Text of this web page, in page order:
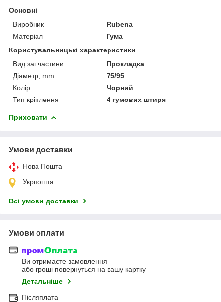
Основні
Виробник
Rubena
Матеріал
Гума
Користувальницькі характеристики
Вид запчастини
Прокладка
Діаметр, mm
75/95
Колір
Чорний
Тип кріплення
4 гумових штиря
Приховати
Умови доставки
Нова Пошта
Укрпошта
Всі умови доставки
Умови оплати
Ви отримаєте замовлення
або гроші повернуться на вашу картку
Детальніше
Післяплата